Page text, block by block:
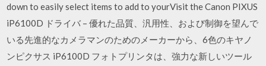
down to easily select items to add to yourVisit the Canon PIXUS
iP6100D ドライバ – 優れた品質、汎用性、および制御を望んで
いる先進的なカメラマンのためのメーカーから、6色のキヤノ
ンピクサス iP6100D フォトプリンタは、強力な新しいツール